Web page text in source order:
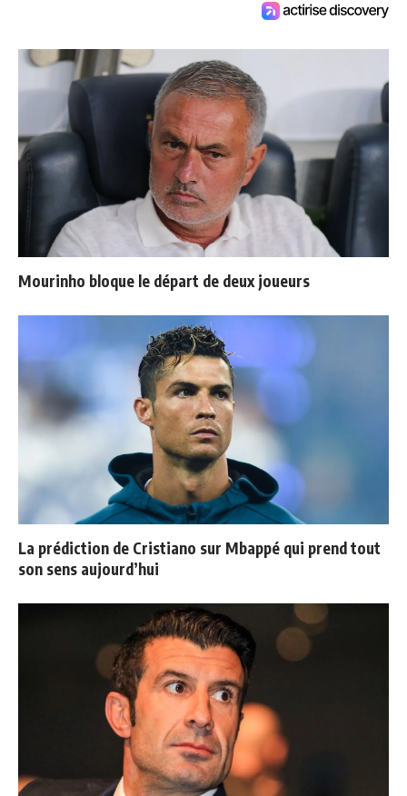
Mourinho bloque le départ de deux joueurs
La prédiction de Cristiano sur Mbappé qui prend tout
son sens aujourd’hui